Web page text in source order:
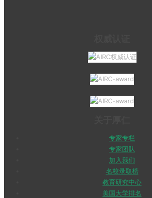
专家专栏
专家团队
加入我们
名校录取榜
教育研究中心
美国大学排名